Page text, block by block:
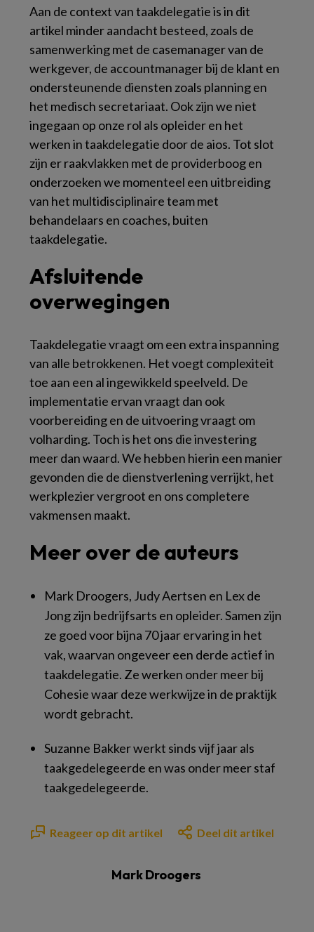
Aan de context van taakdelegatie is in dit
artikel minder aandacht besteed, zoals de
samenwerking met de casemanager van de
werkgever, de accountmanager bij de klant en
ondersteunende diensten zoals planning en
het medisch secretariaat. Ook zijn we niet
ingegaan op onze rol als opleider en het
werken in taakdelegatie door de aios. Tot slot
zijn er raakvlakken met de providerboog en
onderzoeken we momenteel een uitbreiding
van het multidisciplinaire team met
behandelaars en coaches, buiten
taakdelegatie.
Afsluitende
overwegingen
Taakdelegatie vraagt om een extra inspanning
van alle betrokkenen. Het voegt complexiteit
toe aan een al ingewikkeld speelveld. De
implementatie ervan vraagt dan ook
voorbereiding en de uitvoering vraagt om
volharding. Toch is het ons die investering
meer dan waard. We hebben hierin een manier
gevonden die de dienstverlening verrijkt, het
werkplezier vergroot en ons completere
vakmensen maakt.
Meer over de auteurs
Mark Droogers, Judy Aertsen en Lex de
Jong zijn bedrijfsarts en opleider. Samen zijn
ze goed voor bijna 70 jaar ervaring in het
vak, waarvan ongeveer een derde actief in
taakdelegatie. Ze werken onder meer bij
Cohesie waar deze werkwijze in de praktijk
wordt gebracht.
Suzanne Bakker werkt sinds vijf jaar als
taakgedelegeerde en was onder meer staf
taakgedelegeerde.
Reageer op dit artikel Deel dit artikel
Mark Droogers